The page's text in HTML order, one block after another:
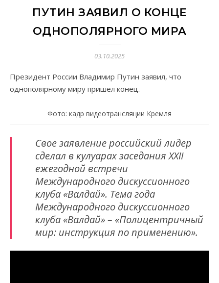
ПУТИН ЗАЯВИЛ О КОНЦЕ
ОДНОПОЛЯРНОГО МИРА
03.10.2025
Президент России Владимир Путин заявил, что
однополярному миру пришел конец.
Фото: кадр видеотрансляции Кремля
Свое заявление российский лидер
сделал в кулуарах заседания XXII
ежегодной встречи
Международного дискуссионного
клуба «Валдай». Тема года
Международного дискуссионного
клуба «Валдай» – «Полицентричный
мир: инструкция по применению».